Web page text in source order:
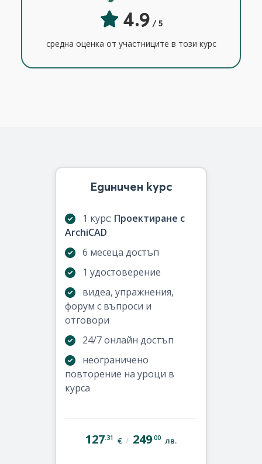
4.9 / 5
средна оценка от участниците в този курс
Единичен курс
1 курс: Проектиране с
ArchiCAD
6 месеца достъп
1 удостоверение
видеа, упражнения,
форум с въпроси и
отговори
24/7 онлайн достъп
неограничено
повторение на уроци в
курса
127 .31 € / 249 .00 лв.